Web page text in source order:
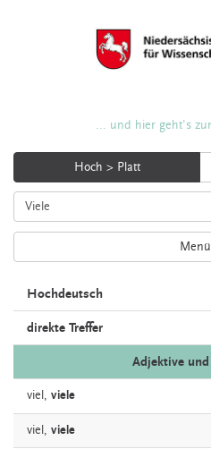
... und hier geht's
Hoch > Platt
Menü
Hochdeutsch
direkte Treffer
Adjektive
viel, viele
viel, viele